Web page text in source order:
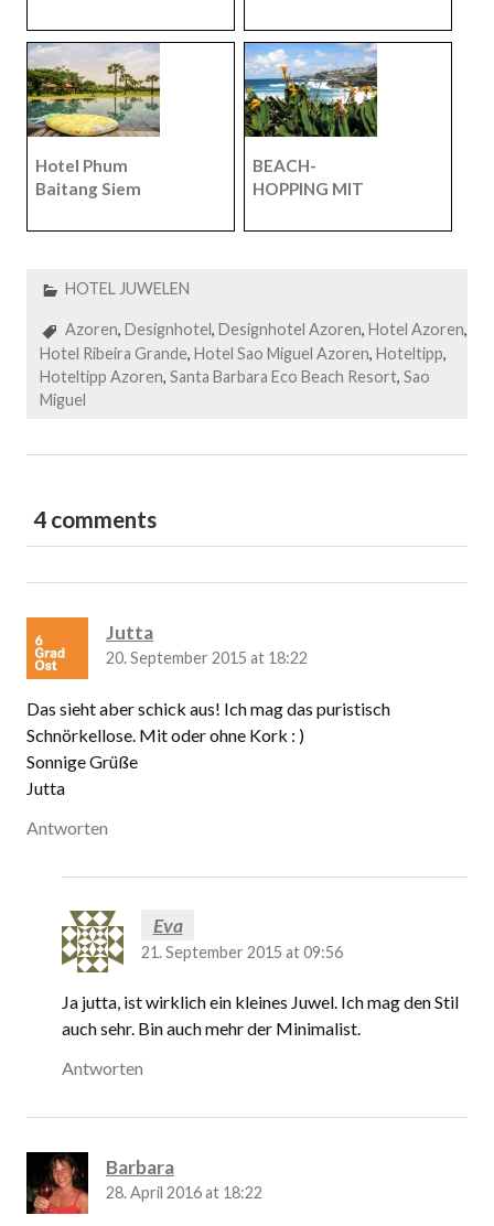
Sommer
verlängern.
enheit mit
praktischen
Tipps.
Hotel Phum
Baitang Siem
magische grüne
BEACH-
HOPPING MIT
Coastal Walk
HOTEL JUWELEN
Azoren, Designhotel, Designhotel Azoren, Hotel Azoren,
Hotel Ribeira Grande, Hotel Sao Miguel Azoren, Hoteltipp,
Hoteltipp Azoren, Santa Barbara Eco Beach Resort, Sao
Miguel
4 comments
Jutta
20. September 2015 at 18:22
Das sieht aber schick aus! Ich mag das puristisch
Schnörkellose. Mit oder ohne Kork : )
Sonnige Grüße
Jutta
Antworten
Eva
21. September 2015 at 09:56
Ja jutta, ist wirklich ein kleines Juwel. Ich mag den Stil
auch sehr. Bin auch mehr der Minimalist.
Antworten
Barbara
28. April 2016 at 18:22